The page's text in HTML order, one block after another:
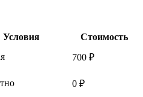
Условия
Стоимость
700 ₽
0 ₽